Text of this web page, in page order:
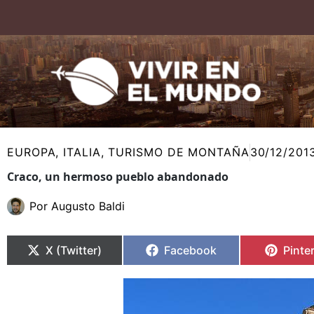
contenido
EUROPA, ITALIA,TURISMO DE MONTAÑA30/12/
Craco, un hermoso pueblo abandonado
Por Augusto Baldi
en
X (Twitter)
en
Facebook
en
en
en
en